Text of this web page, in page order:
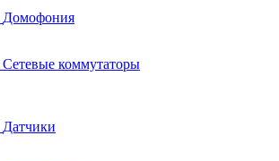
Домофония
Сетевые коммутаторы
Датчики